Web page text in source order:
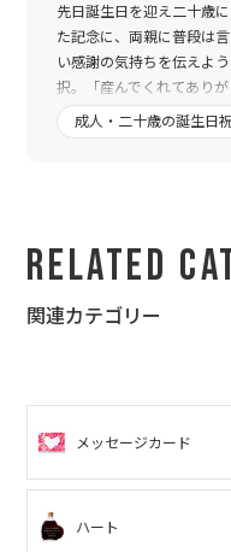
先日誕生日を迎え二十歳
た記念に、両親に普段は
い感謝の気持ちを伝えよ
択。「産んでくれてあり
セージを入れました。一
インに届くよう日付を指
泣くほど喜んでもらえる
送った側もうれしくなれ
ました。また利用させて
成人・二十歳の誕生日
Related
関連カテゴリー
メッセージカード
ハート